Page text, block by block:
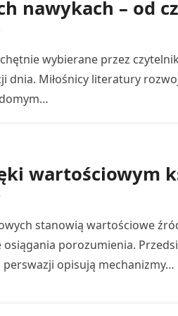
nawykach – od
wybierane przez
dnia. Miłośnicy literatury
wartościowym
stanowią wartościowe
porozumienia.
perswazji opisują mechanizmy…